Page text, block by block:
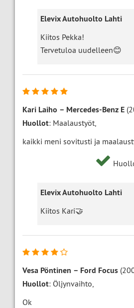
Elevix Autohuolto Lahti
Kiitos Pekka!
Tervetuloa uudelleen😊
Kari Laiho – Mercedes-Benz E
Huollot: Maalaustyöt,
kaikki meni sovitusti ja
Elevix Autohuolto Lahti
Kiitos Kari🤝
Vesa Pöntinen – Ford Focus
Huollot: Öljynvaihto,
Ok